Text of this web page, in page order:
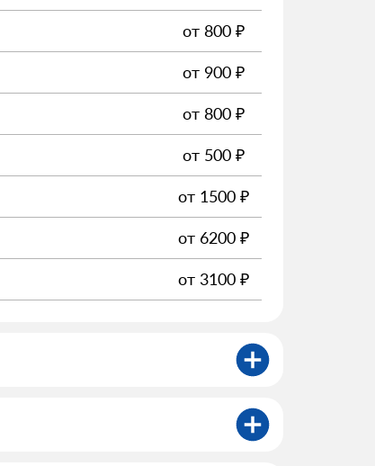
от 800 ₽
от 900 ₽
от 800 ₽
от 500 ₽
от 1500 ₽
от 6200 ₽
от 3100 ₽